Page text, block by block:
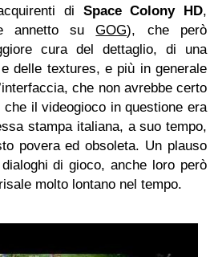
di Space Colony HD,
annetto suGOG), che però
cura del dettaglio, di una
delle textures, e più in generale
che non avrebbe certo
il videogioco in questione era
stampa italiana, a suo tempo,
povera ed obsoleta. Un plauso
di gioco, anche loro però
molto lontano nel tempo.